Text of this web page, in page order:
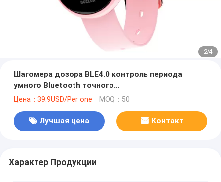
2/4
Шагомера дозора BLE4.0 контроль периода
умного Bluetooth точного
физиологопсихологический
Цена：39.9USD/Per one MOQ：50
Лучшая цена Контакт
Характер Продукции